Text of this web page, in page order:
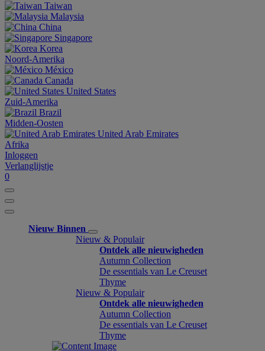
Taiwan
Malaysia
China
Singapore
Korea
Noord-Amerika
México
Canada
United States
Zuid-Amerika
Brazil
Midden-Oosten
United Arab Emirates
Afrika
Inloggen
Verlanglijstje
0
Nieuw Binnen
Nieuw & Populair
Ontdek alle nieuwigheden
Autumn Collection
De essentials van Le Creuset
Thyme
Nieuw & Populair
Ontdek alle nieuwigheden
Autumn Collection
De essentials van Le Creuset
Thyme